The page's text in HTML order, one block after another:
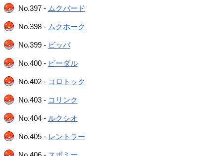
No.397 - ムクバード
No.398 - ムクホーク
No.399 - ビッパ
No.400 - ビーダル
No.402 - コロトック
No.403 - コリンク
No.404 - ルクシオ
No.405 - レントラー